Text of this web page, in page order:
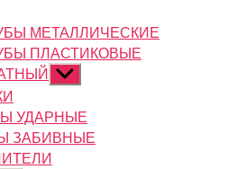
МЕТАЛЛИЧЕСКИЕ
ПЛАСТИКОВЫЕ
Показывать
подменю
УДАРНЫЕ
ЗАБИВНЫЕ